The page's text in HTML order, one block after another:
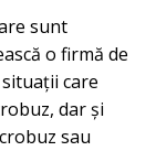
sunt
o firmă de
care
dar și
sau